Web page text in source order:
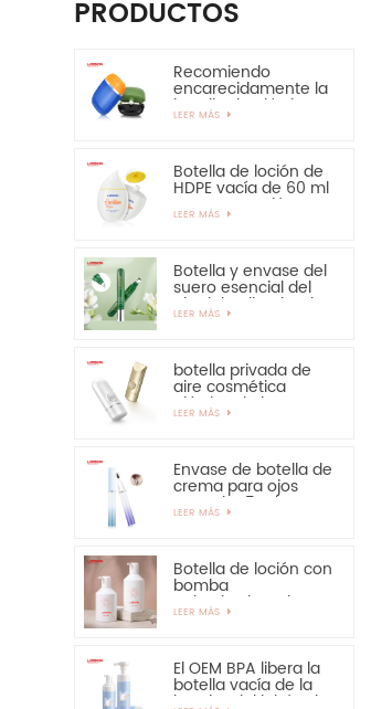
PRODUCTOS
Recomiendo
encarecidamente la
botella de plástico
ovalada de la
30ml 50ml
LEER MÁS
Botella de loción de
HDPE vacía de 60 ml
para protección
solar: muy
LEER MÁS
Botella y envase del
suero esencial del
ojo del aplicador de
la aleación del cinc
LEER MÁS
botella privada de
aire cosmética
plástica de la crema
de manos de la
50ml
LEER MÁS
Envase de botella de
crema para ojos
PETG de 15 ml con
aplicador de
LEER MÁS
Botella de loción con
bomba
pulverizadora de
300ml y 350ml para
LEER MÁS
El OEM BPA libera la
botella vacía de la
bomba del jabón de